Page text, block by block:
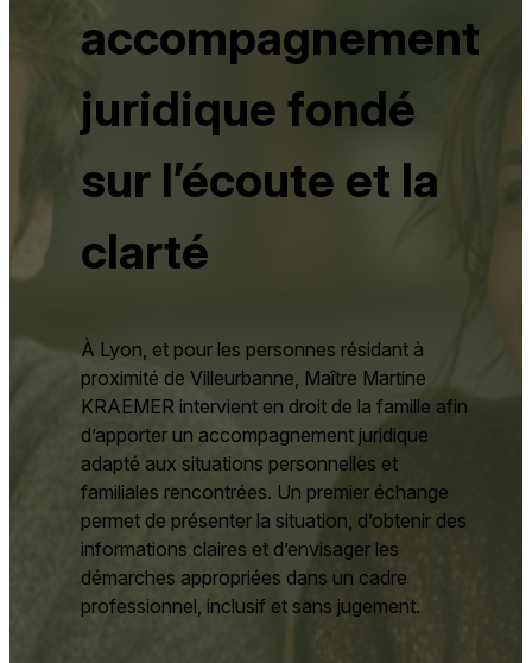
accompagnement
juridique fondé
sur l’écoute et la
clarté
À Lyon, et pour les personnes résidant à
proximité de Villeurbanne, Maître Martine
KRAEMER intervient en droit de la famille afin
d’apporter un accompagnement juridique
adapté aux situations personnelles et
familiales rencontrées. Un premier échange
permet de présenter la situation, d’obtenir des
informations claires et d’envisager les
démarches appropriées dans un cadre
professionnel, inclusif et sans jugement.